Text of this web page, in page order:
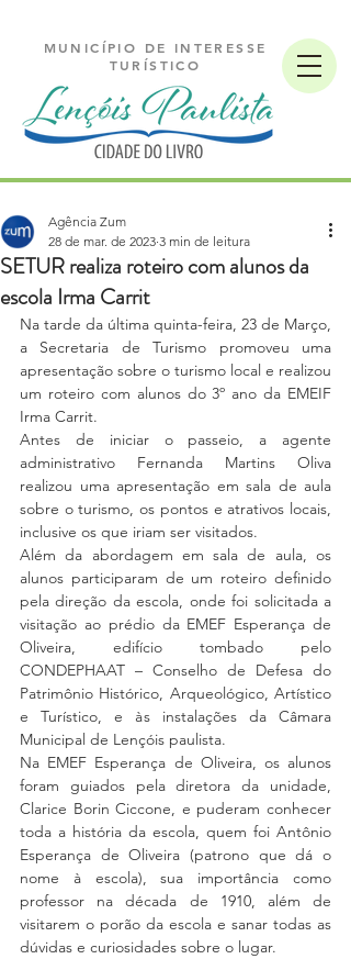
MUNICÍPIO DE INTERESSE
TURÍSTICO
SETUR realiza roteiro com alunos da
escola Irma Carrit
Agência Zum
28 de mar. de 2023 3 min de leitura
Na tarde da última quinta-feira, 23 de Março,
a Secretaria de Turismo promoveu uma
apresentação sobre o turismo local e realizou
um roteiro com alunos do 3º ano da EMEIF
Irma Carrit.
Antes de iniciar o passeio, a agente
administrativo Fernanda Martins Oliva
realizou uma apresentação em sala de aula
sobre o turismo, os pontos e atrativos locais,
inclusive os que iriam ser visitados.
Além da abordagem em sala de aula, os
alunos participaram de um roteiro definido
pela direção da escola, onde foi solicitada a
visitação ao prédio da EMEF Esperança de
Oliveira, edifício tombado pelo
CONDEPHAAT – Conselho de Defesa do
Patrimônio Histórico, Arqueológico, Artístico
e Turístico, e às instalações da Câmara
Municipal de Lençóis paulista.
Na EMEF Esperança de Oliveira, os alunos
foram guiados pela diretora da unidade,
Clarice Borin Ciccone, e puderam conhecer
toda a história da escola, quem foi Antônio
Esperança de Oliveira (patrono que dá o
nome à escola), sua importância como
professor na década de 1910, além de
visitarem o porão da escola e sanar todas as
dúvidas e curiosidades sobre o lugar.